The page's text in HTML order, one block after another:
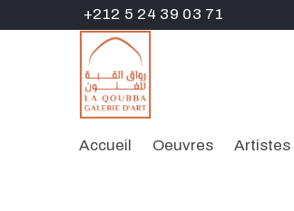
+212 5 24 39 03 71
Accueil Oeuvres Artistes